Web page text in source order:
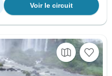
Voir le circuit